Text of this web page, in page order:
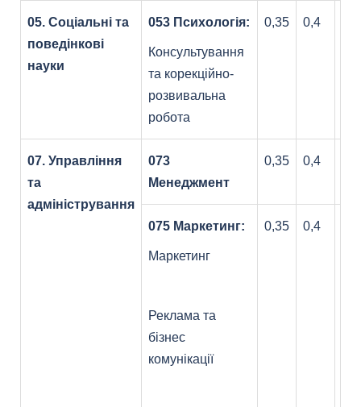
05. Соціальні та
поведінкові
науки
053 Психологія:
Консультування
та корекційно-
розвивальна
робота
0,35 0,4
07. Управління
та
адміністрування
073
Менеджмент
0,35 0,4
075 Маркетинг:
Маркетинг
Реклама та
бізнес
комунікації
0,35 0,4